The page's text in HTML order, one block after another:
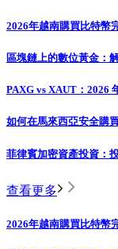
2026年越南購買比特幣
區塊鏈上的數位黃金：
PAXG vs XAUT：2026
如何在馬來西亞安全購
菲律賓加密資產投資：
查看更多
2026年越南購買比特幣